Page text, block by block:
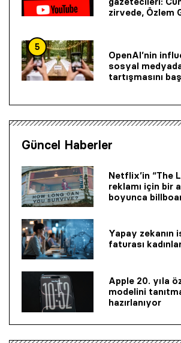
zirvede, Özlem
5
OpenAI’nin
sosyal
tartışmasını
Güncel Haberler
Netflix’in “The
reklamı için bir
boyunca
Yapay zekanın
faturası
Apple 20. yıla
modelini
hazırlanıyor